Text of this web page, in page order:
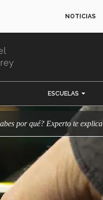
NOTICIAS
ESCUELAS
por qué? Experto te explica